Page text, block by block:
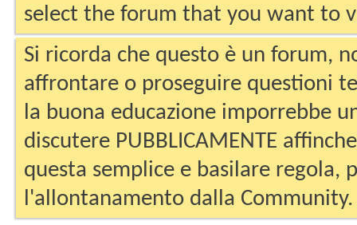
select the forum that you want to
Si ricorda che questo è un forum,
affrontare o proseguire questioni
la buona educazione imporrebbe
discutere PUBBLICAMENTE
questa semplice e basilare regola,
l'allontanamento dalla Community.